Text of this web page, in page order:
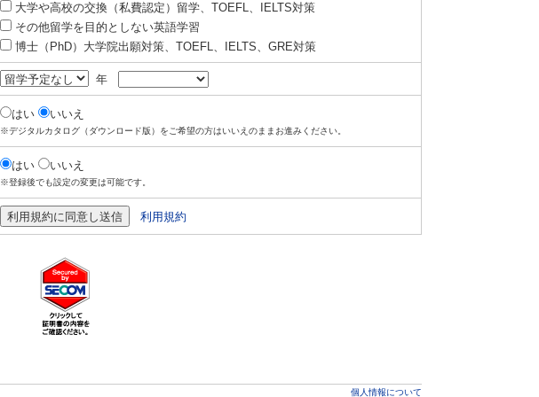
大学や高校の交換（私費認定）留学、TOEFL、IELTS対策
その他留学を目的としない英語学習
博士（PhD）大学院出願対策、TOEFL、IELTS、GRE対策
年
はい いいえ
※デジタルカタログ（ダウンロード版）をご希望の方はいいえのままお進みください。
はい いいえ
※登録後でも設定の変更は可能です。
利用規約
個人情報について